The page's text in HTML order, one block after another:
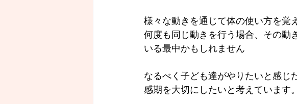
様々な動きを通じて体の使い方を覚
何度も同じ動きを行う場合、その動
いる最中かもしれません
なるべく子ども達がやりたいと感じ
感期を大切にしたいと考えています。